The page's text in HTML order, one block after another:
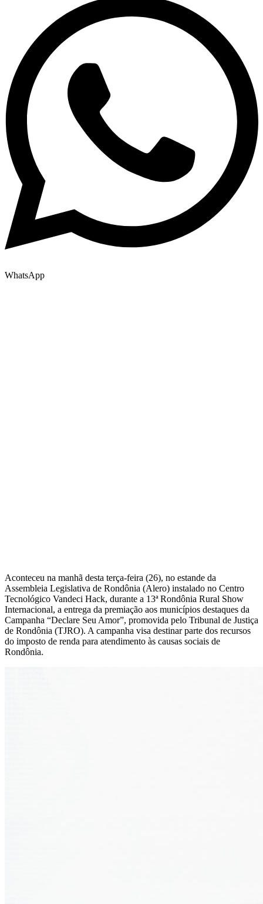
WhatsApp
Aconteceu na manhã desta terça-feira (26), no estande da
Assembleia Legislativa de Rondônia (Alero) instalado no Centro
Tecnológico Vandeci Hack, durante a 13ª Rondônia Rural Show
Internacional, a entrega da premiação aos municípios destaques da
Campanha “Declare Seu Amor”, promovida pelo Tribunal de Justiça
de Rondônia (TJRO). A campanha visa destinar parte dos recursos
do imposto de renda para atendimento às causas sociais de
Rondônia.